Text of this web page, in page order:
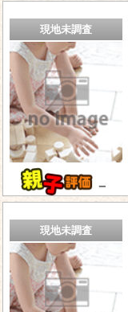
現地未調査
－
現地未調査